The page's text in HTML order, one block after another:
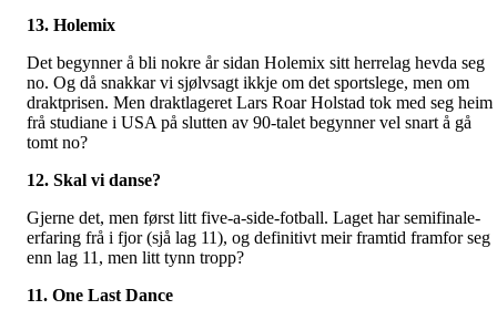
13. Holemix
Det begynner å bli nokre år sidan Holemix sitt herrelag hevda seg
no. Og då snakkar vi sjølvsagt ikkje om det sportslege, men om
draktprisen. Men draktlageret Lars Roar Holstad tok med seg heim
frå studiane i USA på slutten av 90-talet begynner vel snart å gå
tomt no?
12. Skal vi danse?
Gjerne det, men først litt five-a-side-fotball. Laget har semifinale-
erfaring frå i fjor (sjå lag 11), og definitivt meir framtid framfor seg
enn lag 11, men litt tynn tropp?
11. One Last Dance